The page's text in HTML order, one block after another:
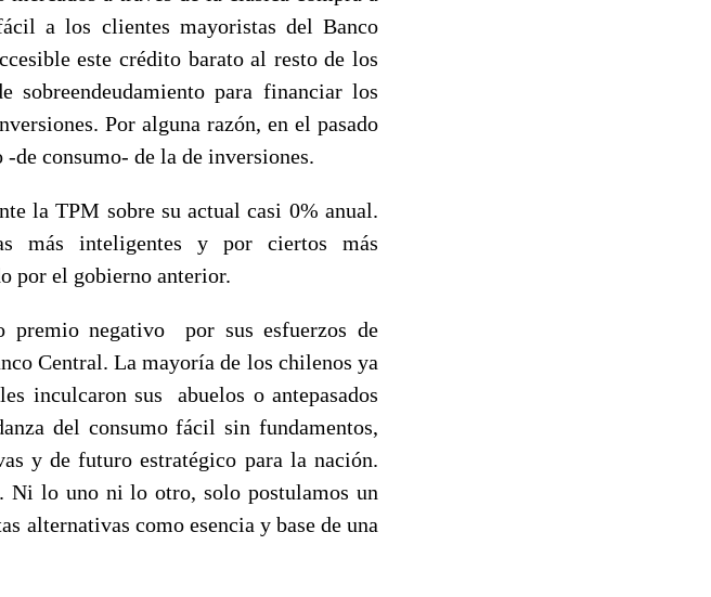
a los clientes mayoristas del Banco
este crédito barato al resto de los
sobreendeudamiento para financiar los
Por alguna razón, en el pasado
de consumo- de la de inversiones.
la TPM sobre su actual casi 0% anual.
más inteligentes y por ciertos más
por el gobierno anterior.
premio negativo por sus esfuerzos de
Central. La mayoría de los chilenos ya
inculcaron sus abuelos o antepasados
del consumo fácil sin fundamentos,
y de futuro estratégico para la nación.
Ni lo uno ni lo otro, solo postulamos un
alternativas como esencia y base de una